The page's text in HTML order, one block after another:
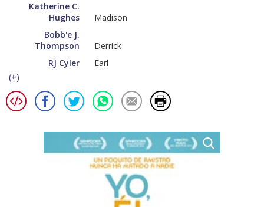
Katherine C.
Hughes
Madison
Bobb'e J.
Thompson
Derrick
RJ Cyler
Earl
(+)